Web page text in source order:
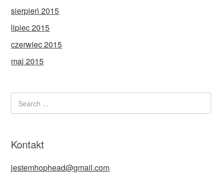
sierpień 2015
lipiec 2015
czerwiec 2015
maj 2015
Kontakt
jestemhophead@gmail.com